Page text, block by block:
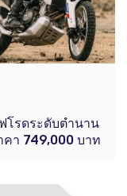
โรดระดับตำนาน
า 749,000 บาท